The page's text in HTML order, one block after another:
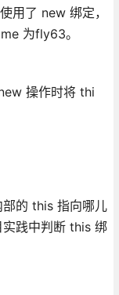
用了 new 绑定，
为fly63。
操作时将 thi
部的 this 指向哪儿
实践中判断 this 绑